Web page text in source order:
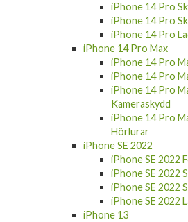
iPhone 14 Pro
iPhone 14 Pro
iPhone 14 Pro
iPhone 14 Pro Max
iPhone 14 Pro
iPhone 14 Pro
iPhone 14 Pro
Kameraskydd
iPhone 14 Pro
Hörlurar
iPhone SE 2022
iPhone SE 2022
iPhone SE 2022
iPhone SE 2022
iPhone SE 2022
iPhone 13